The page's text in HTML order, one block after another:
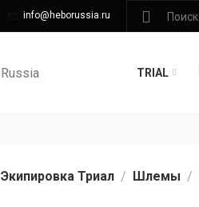
info@heborussia.ru
TRIAL
Экипировка Триал Шлемы